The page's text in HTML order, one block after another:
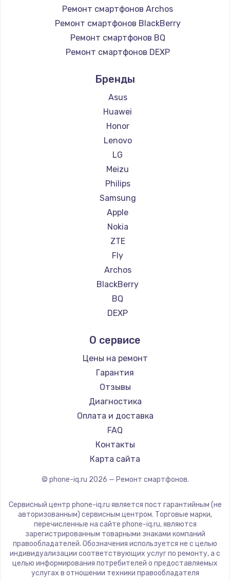
Ремонт смартфонов Archos
Ремонт смартфонов BlackBerry
Ремонт смартфонов BQ
Ремонт смартфонов DEXP
Ремонт смартфонов Ginzzu
Ремонт смартфонов Highscreen
Ремонт смартфонов Irbis
Ремонт смартфонов Kyocera
Ремонт смартфонов LeEco
Ремонт смартфонов OnePlus
Ремонт смартфонов teXet
Ремонт смартфонов Motorola
Ремонт смартфонов Prestigio
Ремонт смартфонов Vertex
Ремонт смартфонов Microsoft
Ремонт смартфонов Sharp
Ремонт смартфонов Elephone
Ремонт смартфонов BlackView
Ремонт смартфонов Google
Ремонт смартфонов Vertu
Ремонт смартфонов Tp-Link
Ремонт смартфонов Nubia
Ремонт смартфонов Land Rover
Ремонт смартфонов Acer
Ремонт смартфонов HP
Ремонт смартфонов Poco
Ремонт смартфонов HTC
Ремонт смартфонов Blackmagic
Ремонт смартфонов Nothing
Ремонт смартфонов iQOO
Бренды
Asus
Huawei
Honor
Lenovo
LG
Meizu
Philips
Samsung
Apple
Nokia
ZTE
Fly
Archos
BlackBerry
BQ
DEXP
Ginzzu
Highscreen
Irbis
Kyocera
LeEco
OnePlus
teXet
Motorola
Prestigio
Elephone
BlackView
Google
Vertu
Tp-Link
О сервисе
Цены на ремонт
Гарантия
Отзывы
Диагностика
Оплата и доставка
FAQ
Контакты
Карта сайта
© phone-iq.ru 2026 — Ремонт смартфонов.
Сервисный центр phone-iq.ru является пост гарантийным (не
авторизованным) сервисным центром. Торговые марки,
перечисленные на сайте phone-iq.ru, являются
зарегистрированным товарными знаками компаний
правообладателей. Обозначения используется не с целью
индивидуализации соответствующих услуг по ремонту, а с
целью информирования потребителей о предоставляемых
услугах в отношении техники правообладателя